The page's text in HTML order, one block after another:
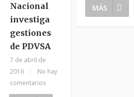
Nacional
investiga
gestiones
de PDVSA
7 de abril de
2016
No hay
comentarios
MÁS